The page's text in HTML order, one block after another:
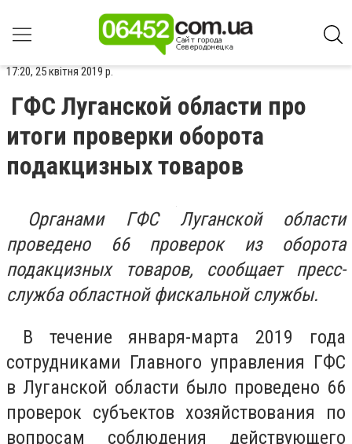
17:20, 25 квітня 2019 р.
ГФС Луганской области про
итоги проверки оборота
подакцизных товаров
Органами ГФС Луганской области
проведено 66 проверок из оборота
подакцизных товаров, сообщает пресс-
служба областной фискальной службы.
В течение января-марта 2019 года
сотрудниками Главного управления ГФС
в Луганской области было проведено 66
проверок субъектов хозяйствования по
вопросам соблюдения действующего